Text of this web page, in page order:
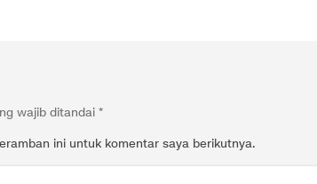
wajib ditandai *
ini untuk komentar saya berikutnya.